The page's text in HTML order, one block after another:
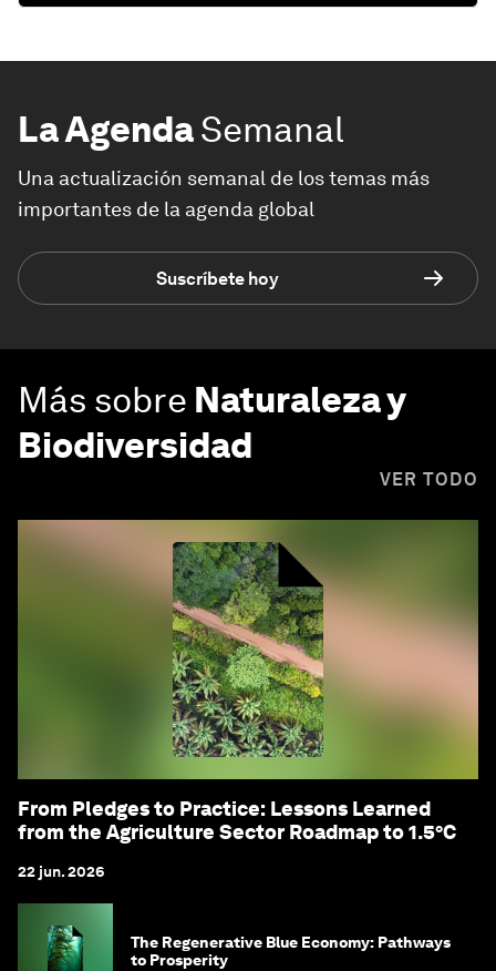
La AgendaSemanal
Una actualización semanal de los temas más
importantes de la agenda global
Suscríbete hoy
Más sobre Naturaleza y
Biodiversidad
VER TODO
From Pledges to Practice: Lessons Learned
from the Agriculture Sector Roadmap to 1.5°C
22 jun. 2026
The Regenerative Blue Economy: Pathways
to Prosperity